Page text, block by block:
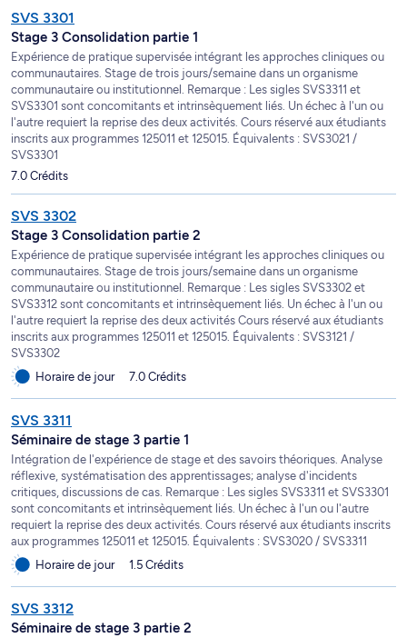
SVS 3301
Stage 3 Consolidation partie 1
Expérience de pratique supervisée intégrant les approches cliniques ou
communautaires. Stage de trois jours/semaine dans un organisme
communautaire ou institutionnel. Remarque : Les sigles SVS3311 et
SVS3301 sont concomitants et intrinsèquement liés. Un échec à l'un ou
l'autre requiert la reprise des deux activités. Cours réservé aux étudiants
inscrits aux programmes 125011 et 125015. Équivalents : SVS3021 /
SVS3301
7.0 Crédits
SVS 3302
Stage 3 Consolidation partie 2
Expérience de pratique supervisée intégrant les approches cliniques ou
communautaires. Stage de trois jours/semaine dans un organisme
communautaire ou institutionnel. Remarque : Les sigles SVS3302 et
SVS3312 sont concomitants et intrinsèquement liés. Un échec à l'un ou
l'autre requiert la reprise des deux activités Cours réservé aux étudiants
inscrits aux programmes 125011 et 125015. Équivalents : SVS3121 /
SVS3302
Horaire de jour
7.0 Crédits
SVS 3311
Séminaire de stage 3 partie 1
Intégration de l'expérience de stage et des savoirs théoriques. Analyse
réflexive, systématisation des apprentissages; analyse d'incidents
critiques, discussions de cas. Remarque : Les sigles SVS3311 et SVS3301
sont concomitants et intrinsèquement liés. Un échec à l'un ou l'autre
requiert la reprise des deux activités. Cours réservé aux étudiants inscrits
aux programmes 125011 et 125015. Équivalents : SVS3020 / SVS3311
Horaire de jour
1.5 Crédits
SVS 3312
Séminaire de stage 3 partie 2